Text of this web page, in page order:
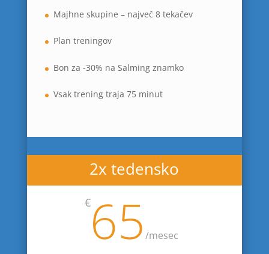
Majhne skupine – največ 8 tekačev
Plan treningov
Bon za -30% na Salming znamko
Vsak trening traja 75 minut
2x tedensko
€65/mesec